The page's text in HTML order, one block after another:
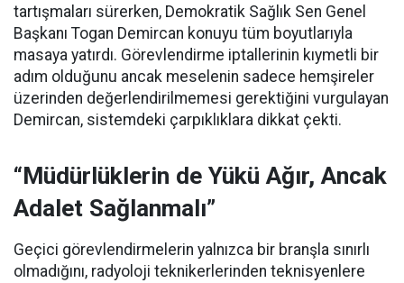
tartışmaları sürerken, Demokratik Sağlık Sen Genel
Başkanı Togan Demircan konuyu tüm boyutlarıyla
masaya yatırdı. Görevlendirme iptallerinin kıymetli bir
adım olduğunu ancak meselenin sadece hemşireler
üzerinden değerlendirilmemesi gerektiğini vurgulayan
Demircan, sistemdeki çarpıklıklara dikkat çekti.
“Müdürlüklerin de Yükü Ağır, Ancak
Adalet Sağlanmalı”
Geçici görevlendirmelerin yalnızca bir branşla sınırlı
olmadığını, radyoloji teknikerlerinden teknisyenlere